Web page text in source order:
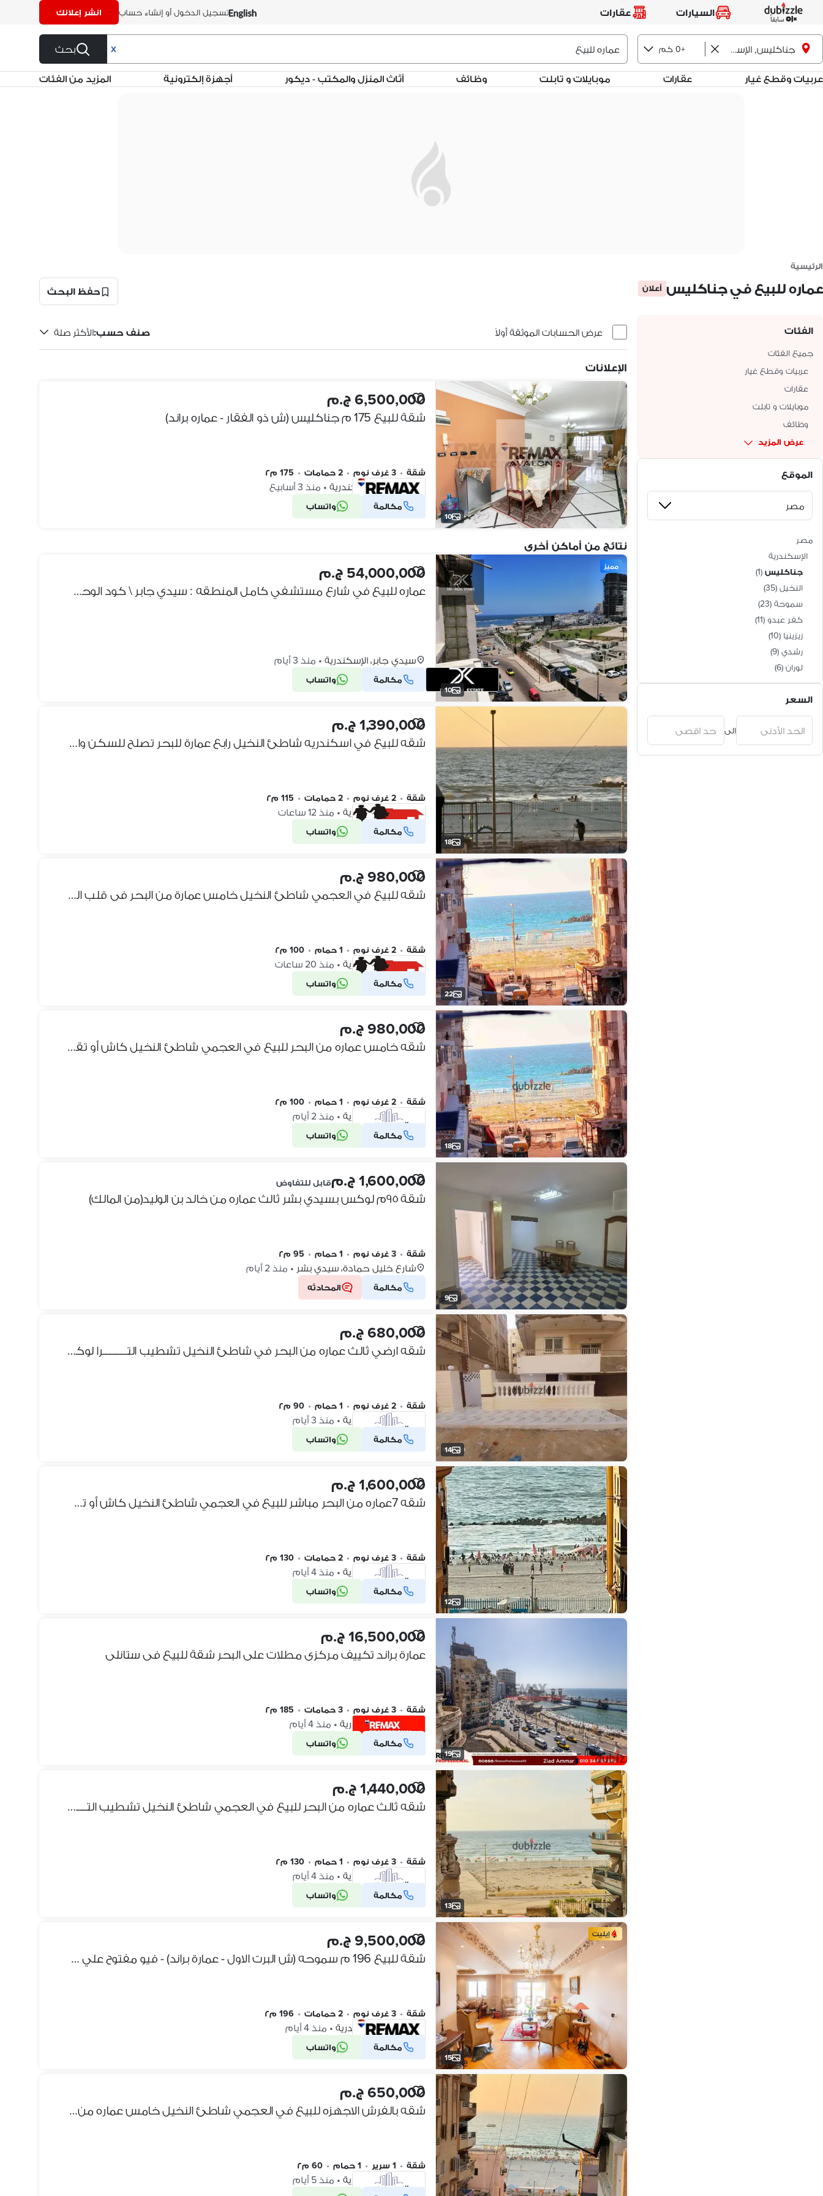
السيارات عقارات تسجيل الدخول أو إنشاء حساب انشر إعلانك
جناكليس, الإسكندرية +0 كم X بحث
عربيات وقطع غيار عقارات موبايلات و تابلت وظائف أثاث المنزل والمكتب - ديكور أجهزة إلكترونية المزيد من الفئات
الرئيسية
عماره للبيع في جناكليس أعلان حفظ البحث
الفئات
جميع الفئات
عربيات وقطع غيار
عقارات
موبايلات و تابلت
وظائف
عرض المزيد
الموقع
مَصر
الإسكندرية
جناكليس (
1
)
النخيل (
35
)
سموحة (
23
)
كفر عبدو (
11
)
زيزينيا (
10
)
رشدي (
9
)
لوران (
6
)
سيدي بشر (
6
)
سان ستيفانو
ستانلي (
5
)
محرّم بيك (
4
الابراهيمية (
4
)
السعر
الى
عرض الحسابات الموثقة أولاً صنف حسب:الأكثر صلة
الإعلانات
10
6,500,000 ج.م
شقة للبيع 175 م جناكليس (ش ذو الفقار - عماره براند)
شقة • 3 غرف نوم • 2 حمامات • 175 م٢
جناكليس، الإسكندرية • منذ 3 أسابيع
مكالمة واتساب شركة موثقة
نتائج من أماكن أخرى
10
مميز 54,000,000 ج.م
عماره للبيع في شارع مستشفي كامل المنطقه : سيدي جابر \ كود الوحده : AB01021
سيدي جابر، الإسكندرية • منذ 3 أيام
مكالمة واتساب
18
1,390,000 ج.م
شقه للبيع في اسكندريه شاطئ النخيل رابع عمارة للبحر تصلح للسكن والاستثمار الجيد مسجلة كاملة المرافق
شقة • 2 غرف نوم • 2 حمامات • 115 م٢
النخيل، الإسكندرية • منذ 12 ساعات
مكالمة واتساب شركة موثقة
22
980,000 ج.م
شقه للبيع في العجمي شاطئ النخيل خامس عمارة من البحر فى قلب الخدمات والأسواق موقع سكنى ومصيفى رائع مسجلة كاملة
شقة • 2 غرف نوم • 1 حمام • 100 م٢
النخيل، الإسكندرية • منذ 20 ساعات
مكالمة واتساب شركة موثقة
18
980,000 ج.م
شقه خامس عماره من البحر للبيع في العجمي شاطئ النخيل كاش أو تقسيط موقع مميزه
شقة • 2 غرف نوم • 1 حمام • 100 م٢
النخيل، الإسكندرية • منذ 2 أيام
مكالمة واتساب شركة موثقة
9
1,600,000 ج.م قابل للتفاوض
شقة ٩٥م لوكس بسيدي بشر ثالث عماره من خالد بن الوليد(من المالك)
شقة • 3 غرف نوم • 1 حمام • 95 م٢
شارع خليل حمادة، سيدي بشر • منذ 2 أيام
مكالمة المحادثه
14
680,000 ج.م
شقه ارضي ثالث عماره من البحر في شاطئ النخيل تشطيب التـــــــــــرا لوكس
شقة • 2 غرف نوم • 1 حمام • 90 م٢
النخيل، الإسكندرية • منذ 3 أيام
مكالمة واتساب شركة موثقة
12
1,600,000 ج.م
شقه 7عماره من البحر مباشر للبيع في العجمي شاطئ النخيل كاش أو تقسيط
شقة • 3 غرف نوم • 2 حمامات • 130 م٢
النخيل، الإسكندرية • منذ 4 أيام
مكالمة واتساب شركة موثقة
19
16,500,000 ج.م
عمارة براند تكييف مركزى مطلات على البحر شقة للبيع فى ستانلى
شقة • 3 غرف نوم • 3 حمامات • 185 م٢
ستانلي، الإسكندرية • منذ 4 أيام
مكالمة واتساب شركة موثقة
13
1,440,000 ج.م
شقه ثالث عماره من البحر للبيع في العجمي شاطئ النخيل تشطيب التـــــــــــرا لوكس كاش اوتقسيط
شقة • 3 غرف نوم • 1 حمام • 130 م٢
النخيل، الإسكندرية • منذ 4 أيام
مكالمة واتساب شركة موثقة
15
إيليت 9,500,000 ج.م
شقة للبيع 196 م سموحه (ش البرت الاول - عمارة براند) - فيو مفتوح علي شارع رئيسي
شقة • 3 غرف نوم • 2 حمامات • 196 م٢
سموحة، الإسكندرية • منذ 4 أيام
مكالمة واتساب شركة موثقة
650,000 ج.م
شقه بالفرش الاجهزه للبيع في العجمي شاطئ النخيل خامس عماره من البحر مباشر بجوار شارع الرئيسي
شقة • 1 سرير • 1 حمام • 60 م٢
النخيل، الإسكندرية • منذ 5 أيام